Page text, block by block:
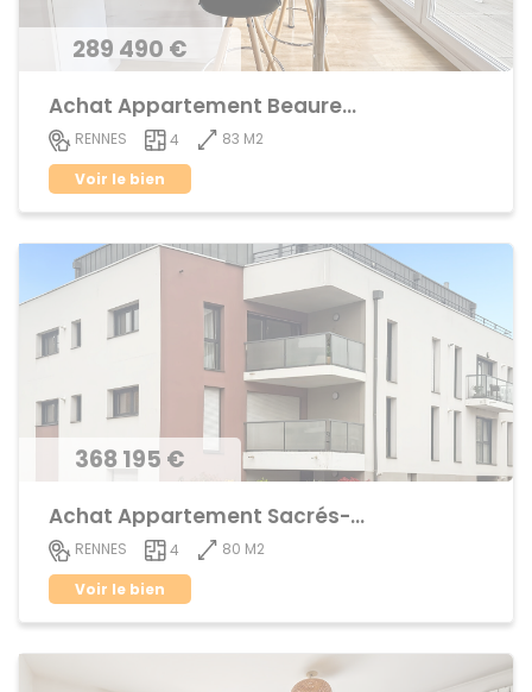
289 490 €
Achat Appartement Beauregard
RENNES 4
83 M2
Voir le bien
368 195 €
Achat Appartement Sacrés-Coeurs
RENNES 4
80 M2
Voir le bien